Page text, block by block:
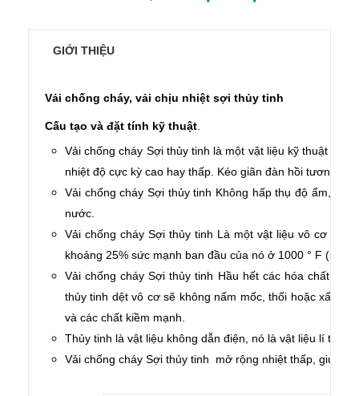
GIỚI THIỆU
Vải chống cháy, vải chịu nhiệt sợi thủy tinh
Cấu tạo và đặt tính kỹ thuật
Vải chống cháy Sợi thủy tinh là một vật liệu kỹ thuật
nhiệt độ cực kỳ cao hay thấp. Kéo giãn đàn hồi tương
Vải chống cháy Sợi thủy tinh Không hấp thụ độ ẩm, và
nước.
Vải chống cháy Sợi thủy tinh Là một vật liệu vô cơ và
khoảng 25% sức mạnh ban đầu của nó ở 1000 ° F (540 °
Vải chống cháy Sợi thủy tinh Hầu hết các hóa chất có
thủy tinh dệt vô cơ sẽ không nấm mốc, thối hoặc xấu
và các chất kiềm mạnh.
Thủy tinh là vật liệu không dẫn điện, nó là vật liệu lí
Vải chống cháy Sợi thủy tinh mở rộng nhiệt thấp, giúp